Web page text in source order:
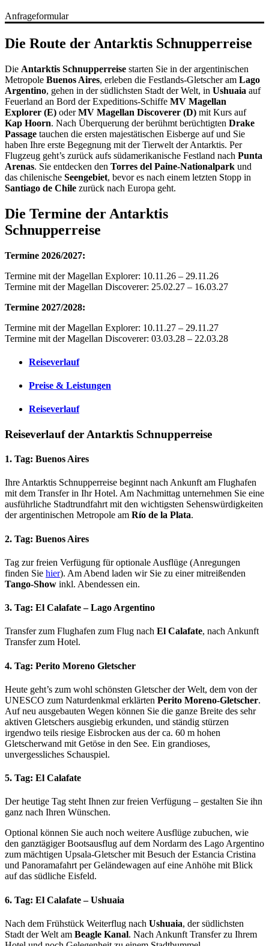
Anfrageformular
Die Route der Antarktis Schnupperreise
Die Antarktis Schnupperreise starten Sie in der argentinischen
Metropole Buenos Aires, erleben die Festlands-Gletscher am Lago
Argentino, gehen in der südlichsten Stadt der Welt, in Ushuaia auf
Feuerland an Bord der Expeditions-Schiffe MV Magellan
Explorer (E) oderMV Magellan Discoverer (D) mit Kurs auf
Kap Hoorn. Nach Überquerung der berühmt berüchtigten Drake
Passage tauchen die ersten majestätischen Eisberge auf und Sie
haben Ihre erste Begegnung mit der Tierwelt der Antarktis. Per
Flugzeug geht’s zurück aufs südamerikanische Festland nach Punta
Arenas. Sie entdecken den Torres del Paine-Nationalpark und
das chilenische Seengebiet, bevor es nach einem letzten Stopp in
Santiago de Chile zurück nach Europa geht.
Die Termine der Antarktis
Schnupperreise
Termine 2026/2027:
Termine mit der Magellan Explorer: 10.11.26 – 29.11.26
Termine mit der Magellan Discoverer: 25.02.27 – 16.03.27
Termine 2027/2028:
Termine mit der Magellan Explorer: 10.11.27 – 29.11.27
Termine mit der Magellan Discoverer: 03.03.28 – 22.03.28
Reiseverlauf
Preise & Leistungen
Reiseverlauf
Reiseverlauf der Antarktis Schnupperreise
1. Tag: Buenos Aires
Ihre Antarktis Schnupperreise beginnt nach Ankunft am Flughafen
mit dem Transfer in Ihr Hotel. Am Nachmittag unternehmen Sie eine
ausführliche Stadtrundfahrt mit den wichtigsten Sehenswürdigkeiten
der argentinischen Metropole am Río de la Plata.
2. Tag: Buenos Aires
Tag zur freien Verfügung für optionale Ausflüge (Anregungen
finden Sie hier). Am Abend laden wir Sie zu einer mitreißenden
Tango-Show inkl. Abendessen ein.
3. Tag: El Calafate – Lago Argentino
Transfer zum Flughafen zum Flug nach El Calafate, nach Ankunft
Transfer zum Hotel.
4. Tag: Perito Moreno Gletscher
Heute geht’s zum wohl schönsten Gletscher der Welt, dem von der
UNESCO zum Naturdenkmal erklärten Perito Moreno-Gletscher.
Auf neu ausgebauten Wegen können Sie die ganze Breite des sehr
aktiven Gletschers ausgiebig erkunden, und ständig stürzen
irgendwo teils riesige Eisbrocken aus der ca. 60 m hohen
Gletscherwand mit Getöse in den See. Ein grandioses,
unvergessliches Schauspiel.
5. Tag: El Calafate
Der heutige Tag steht Ihnen zur freien Verfügung – gestalten Sie ihn
ganz nach Ihren Wünschen.
Optional können Sie auch noch weitere Ausflüge zubuchen, wie
den ganztägiger Bootsausflug auf dem Nordarm des Lago Argentino
zum mächtigen Upsala-Gletscher mit Besuch der Estancia Cristina
und Panoramafahrt per Geländewagen auf eine Anhöhe mit Blick
auf das südliche Eisfeld.
6. Tag: El Calafate – Ushuaia
Nach dem Frühstück Weiterflug nach Ushuaia, der südlichsten
Stadt der Welt am Beagle Kanal. Nach Ankunft Transfer zu Ihrem